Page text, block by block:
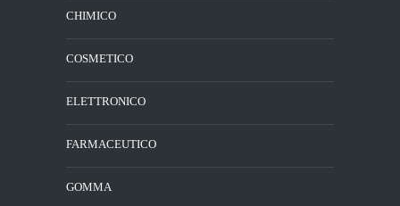
CHIMICO
COSMETICO
ELETTRONICO
FARMACEUTICO
GOMMA